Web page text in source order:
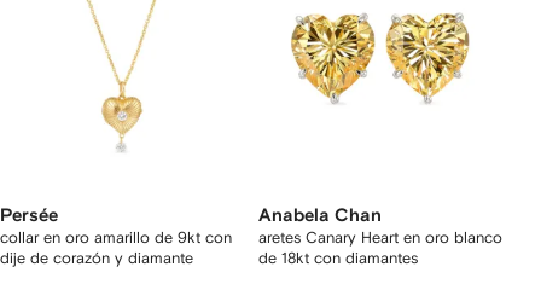
Persée
collar en oro amarillo de 9kt con
dije de corazón y diamante
Anabela Chan
aretes Canary Heart en oro blanco
de 18kt con diamantes